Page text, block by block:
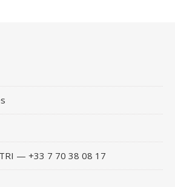
— +33 7 70 38 08 17